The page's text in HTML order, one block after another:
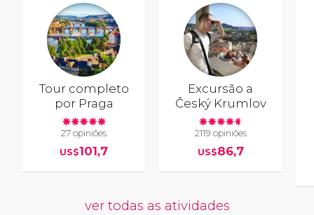
Tour completo
por Praga
27 opiniões
US$101,7
Excursão a
Český Krumlov
2119 opiniões
US$86,7
ver todas as atividades